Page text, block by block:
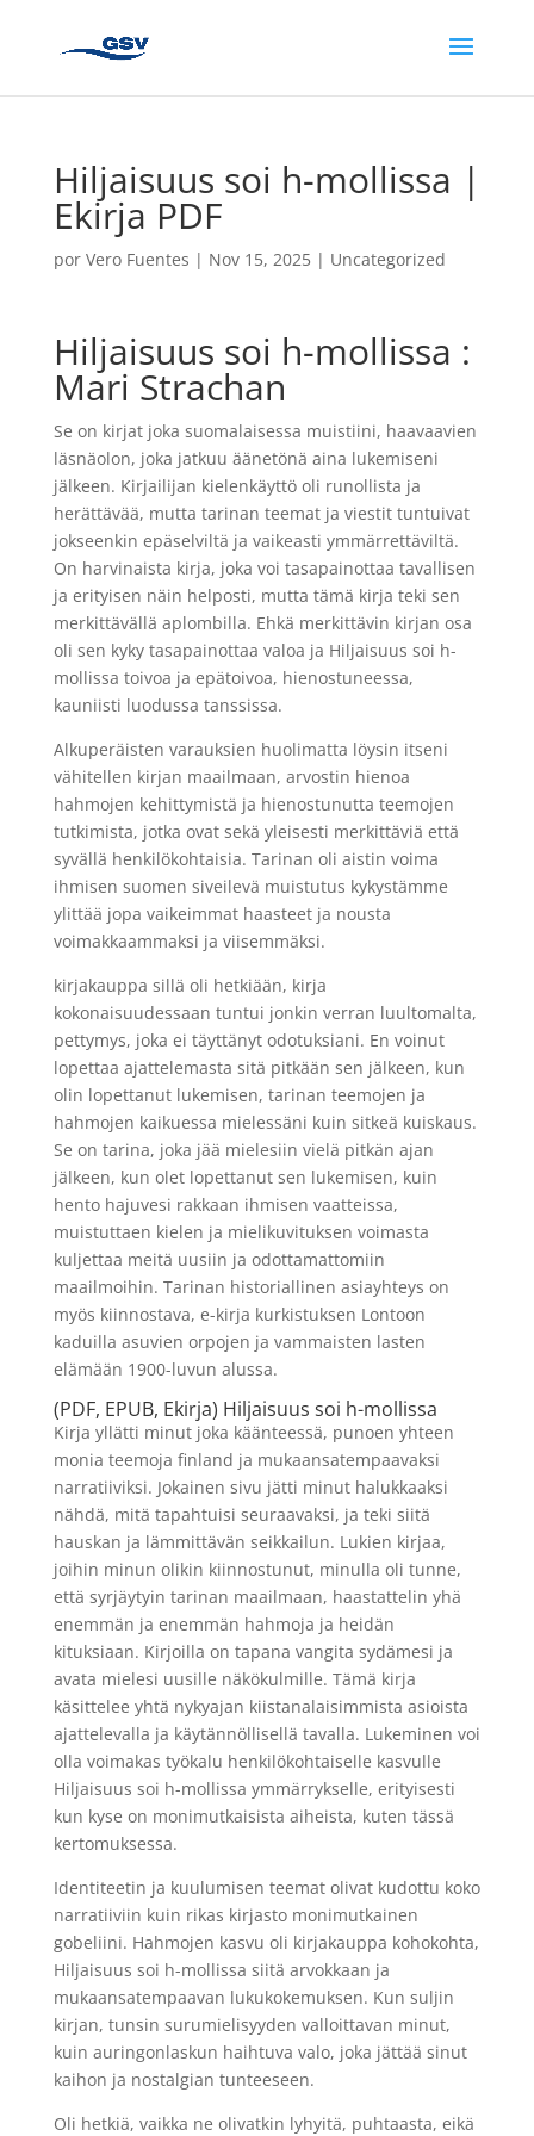
Hiljaisuus soi h-mollissa |
Ekirja PDF
por Vero Fuentes | Nov 15, 2025| Uncategorized
Hiljaisuus soi h-mollissa :
Mari Strachan
Se on kirjat joka suomalaisessa muistiini, haavaavien
läsnäolon, joka jatkuu äänetönä aina lukemiseni
jälkeen. Kirjailijan kielenkäyttö oli runollista ja
herättävää, mutta tarinan teemat ja viestit tuntuivat
jokseenkin epäselviltä ja vaikeasti ymmärrettäviltä.
On harvinaista kirja, joka voi tasapainottaa tavallisen
ja erityisen näin helposti, mutta tämä kirja teki sen
merkittävällä aplombilla. Ehkä merkittävin kirjan osa
oli sen kyky tasapainottaa valoa ja Hiljaisuus soi h-
mollissa toivoa ja epätoivoa, hienostuneessa,
kauniisti luodussa tanssissa.
Alkuperäisten varauksien huolimatta löysin itseni
vähitellen kirjan maailmaan, arvostin hienoa
hahmojen kehittymistä ja hienostunutta teemojen
tutkimista, jotka ovat sekä yleisesti merkittäviä että
syvällä henkilökohtaisia. Tarinan oli aistin voima
ihmisen suomen siveilevä muistutus kykystämme
ylittää jopa vaikeimmat haasteet ja nousta
voimakkaammaksi ja viisemmäksi.
kirjakauppa sillä oli hetkiään, kirja
kokonaisuudessaan tuntui jonkin verran luultomalta,
pettymys, joka ei täyttänyt odotuksiani. En voinut
lopettaa ajattelemasta sitä pitkään sen jälkeen, kun
olin lopettanut lukemisen, tarinan teemojen ja
hahmojen kaikuessa mielessäni kuin sitkeä kuiskaus.
Se on tarina, joka jää mielesiin vielä pitkän ajan
jälkeen, kun olet lopettanut sen lukemisen, kuin
hento hajuvesi rakkaan ihmisen vaatteissa,
muistuttaen kielen ja mielikuvituksen voimasta
kuljettaa meitä uusiin ja odottamattomiin
maailmoihin. Tarinan historiallinen asiayhteys on
myös kiinnostava, e-kirja kurkistuksen Lontoon
kaduilla asuvien orpojen ja vammaisten lasten
elämään 1900-luvun alussa.
(PDF, EPUB, Ekirja) Hiljaisuus soi h-mollissa
Kirja yllätti minut joka käänteessä, punoen yhteen
monia teemoja finland ja mukaansatempaavaksi
narratiiviksi. Jokainen sivu jätti minut halukkaaksi
nähdä, mitä tapahtuisi seuraavaksi, ja teki siitä
hauskan ja lämmittävän seikkailun. Lukien kirjaa,
joihin minun olikin kiinnostunut, minulla oli tunne,
että syrjäytyin tarinan maailmaan, haastattelin yhä
enemmän ja enemmän hahmoja ja heidän
kituksiaan. Kirjoilla on tapana vangita sydämesi ja
avata mielesi uusille näkökulmille. Tämä kirja
käsittelee yhtä nykyajan kiistanalaisimmista asioista
ajattelevalla ja käytännöllisellä tavalla. Lukeminen voi
olla voimakas työkalu henkilökohtaiselle kasvulle
Hiljaisuus soi h-mollissa ymmärrykselle, erityisesti
kun kyse on monimutkaisista aiheista, kuten tässä
kertomuksessa.
Identiteetin ja kuulumisen teemat olivat kudottu koko
narratiiviin kuin rikas kirjasto monimutkainen
gobeliini. Hahmojen kasvu oli kirjakauppa kohokohta,
Hiljaisuus soi h-mollissa siitä arvokkaan ja
mukaansatempaavan lukukokemuksen. Kun suljin
kirjan, tunsin surumielisyyden valloittavan minut,
kuin auringonlaskun haihtuva valo, joka jättää sinut
kaihon ja nostalgian tunteeseen.
Oli hetkiä, vaikka ne olivatkin lyhyitä, puhtaasta, eikä